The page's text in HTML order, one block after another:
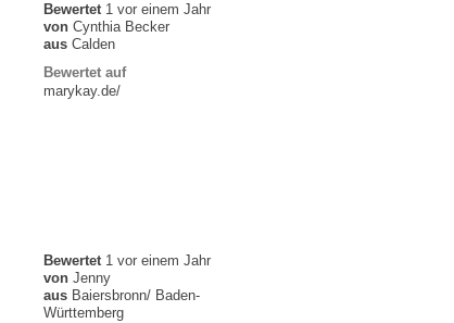
Bewertet 1 vor einem Jahr
von Cynthia Becker
aus Calden
Bewertet auf
marykay.de/
Bewertet 1 vor einem Jahr
von Jenny
aus Baiersbronn/ Baden-
Württemberg